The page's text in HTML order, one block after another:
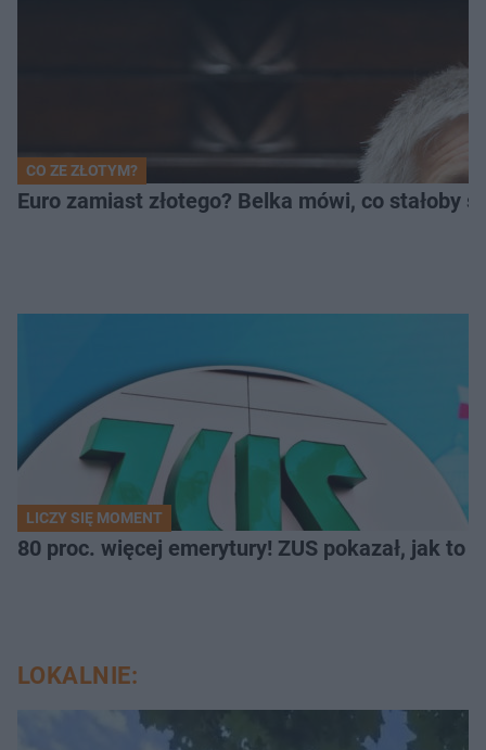
CO ZE ZŁOTYM?
Euro zamiast złotego? Belka mówi, co stałoby
LICZY SIĘ MOMENT
80 proc. więcej emerytury! ZUS pokazał, jak to
LOKALNIE: